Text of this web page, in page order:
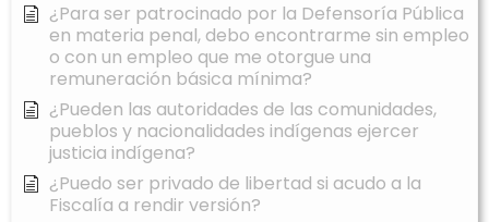
¿Para ser patrocinado por la Defensoría Pública
en materia penal, debo encontrarme sin empleo
o con un empleo que me otorgue una
remuneración básica mínima?
¿Pueden las autoridades de las comunidades,
pueblos y nacionalidades indígenas ejercer
justicia indígena?
¿Puedo ser privado de libertad si acudo a la
Fiscalía a rendir versión?